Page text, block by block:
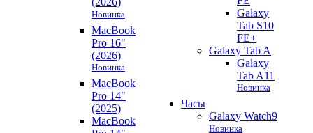
Новинка
MacBook
Pro 16"
(2026)
Новинка
MacBook
Pro 14"
(2025)
MacBook
Galaxy
Tab S10
FE+
Galaxy Tab A
Galaxy
Tab A11
Новинка
Часы
Galaxy Watch9
Новинка